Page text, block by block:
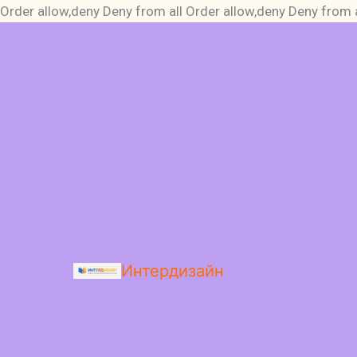
Order allow,deny Deny from all Order allow,deny Deny from
Интердизайн